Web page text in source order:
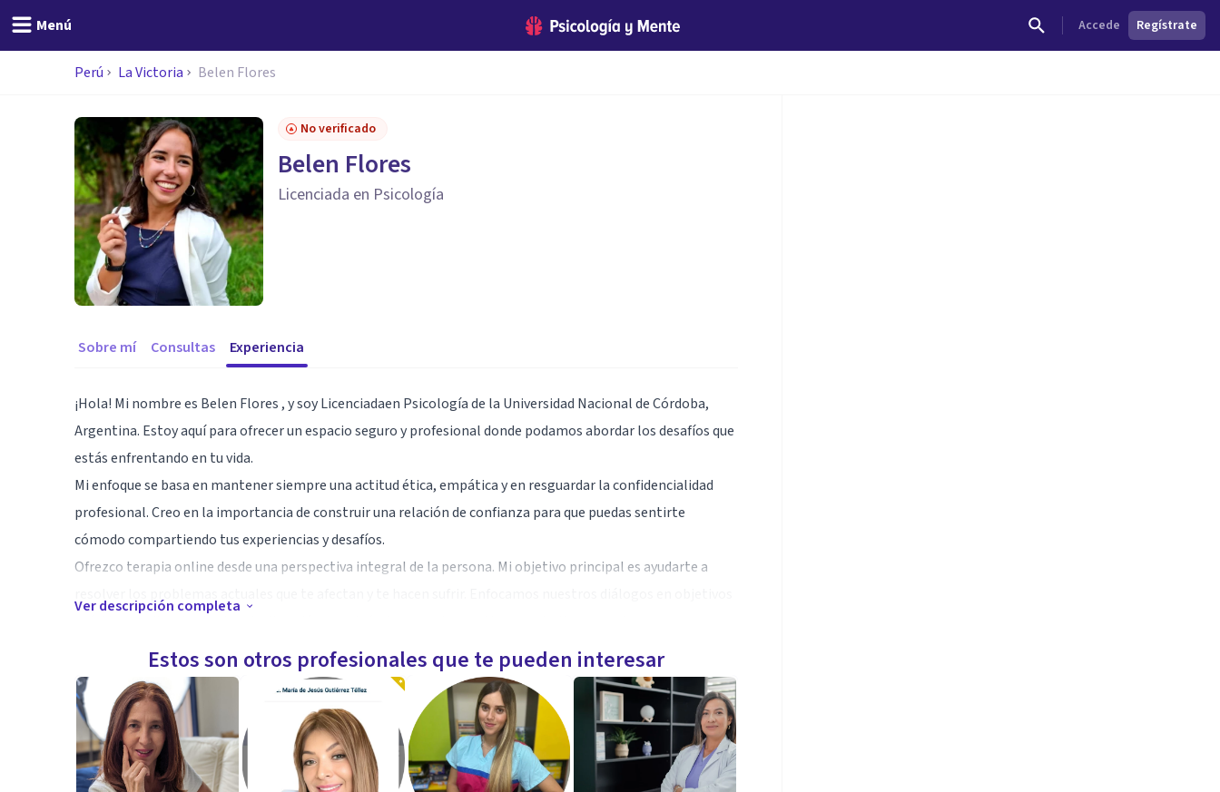
Menú Accede Regístrate
Perú La Victoria Belen Flores
No verificado
Belen Flores
Licenciada en Psicología
Sobre mí Consultas Experiencia
¡Hola! Mi nombre es Belen Flores , y soy Licenciadaen Psicología de la Universidad Nacional de Córdoba,
Argentina. Estoy aquí para ofrecer un espacio seguro y profesional donde podamos abordar los desafíos que
estás enfrentando en tu vida.
Mi enfoque se basa en mantener siempre una actitud ética, empática y en resguardar la confidencialidad
profesional. Creo en la importancia de construir una relación de confianza para que puedas sentirte
cómodo compartiendo tus experiencias y desafíos.
Ofrezco terapia online desde una perspectiva integral de la persona. Mi objetivo principal es ayudarte a
tratamiento.
Especialidad
Algunos de los motivos por los que me consultan:
Ataques de Pánico
Angustia
Ver descripción completa
Estos son otros profesionales que te pueden interesar